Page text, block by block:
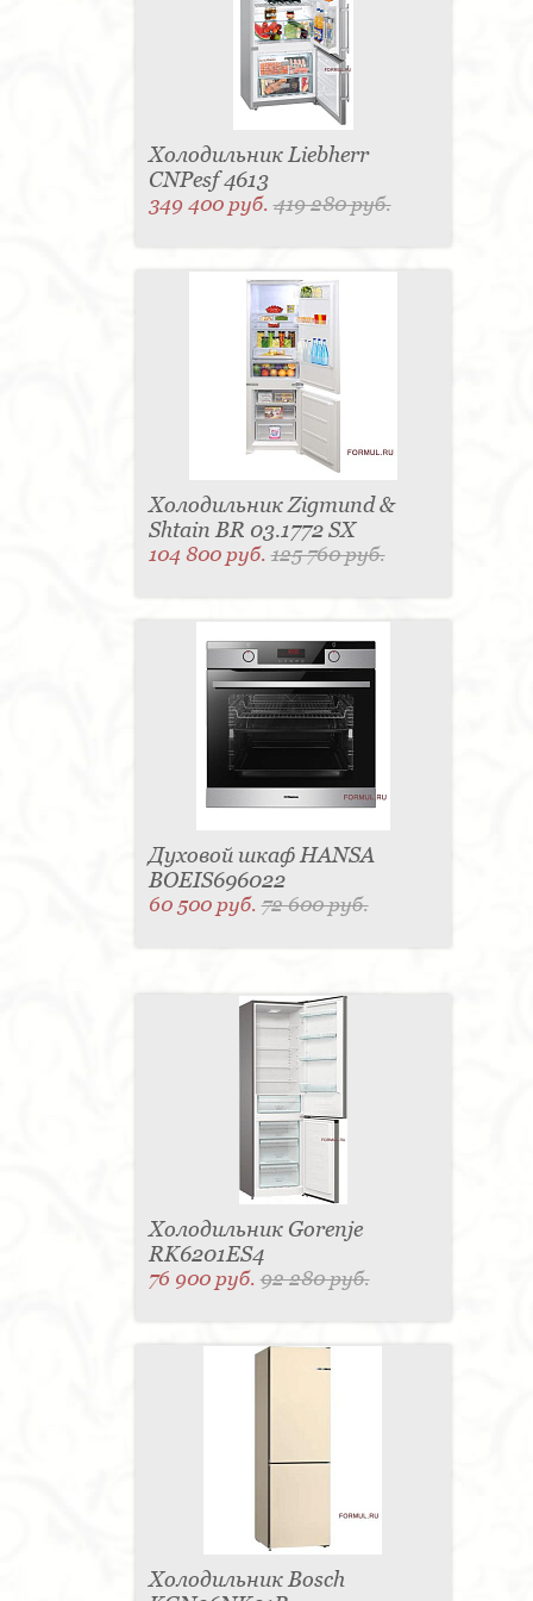
Панель настенная для TV - 4
Кассетница - 3Держатель для
туалетной бумаги - 3Поднос - 3
Мыльница - 3
Кухня - 2Стиральная машина - 2
Тумба - 2
Карниз для штор - 2
Газетница - 2
Крючок - 2Полотенцесушитель - 2
Розетка - 2Игрушка - 1
Мясорубка - 1Съемник для одежды - 1
Выдвижная система - 1
Ведро для мусора - 1
Игрушка - 1Игрушка - 1
Держатель для одежды - 1
Ширма - 1
Микроволновая печь - 1Кондиционер - 1
Душевая кабина - 1Буфет - 1
Игрушка - 1Игрушка - 1
Игрушка - 1
Игрушка - 1
Подогреватель посуды - 1Игрушка - 1
Холодильник Liebherr
CNPesf 4613
349 400 руб.419 280 руб.
Холодильник Zigmund &
Shtain BR 03.1772 SX
104 800 руб.125 760 руб.
Духовой шкаф HANSA
BOEIS696022
60 500 руб.72 600 руб.
Холодильник Gorenje
RK6201ES4
76 900 руб.92 280 руб.
Холодильник Bosch